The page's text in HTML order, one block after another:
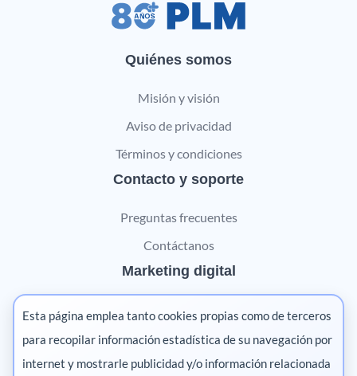
Quiénes somos
Misión y visión
Aviso de privacidad
Términos y condiciones
Contacto y soporte
Preguntas frecuentes
Contáctanos
Marketing digital
Pharma
Salud animal
Salud vegetal
Esta página emplea tanto cookies propias como de terceros
para recopilar información estadística de su navegación por
internet y mostrarle publicidad y/o información relacionada